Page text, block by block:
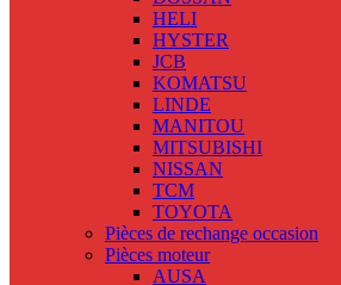
HELI
HYSTER
JCB
KOMATSU
LINDE
MANITOU
MITSUBISHI
NISSAN
TCM
TOYOTA
Pièces de rechange occasion
Pièces moteur
AUSA